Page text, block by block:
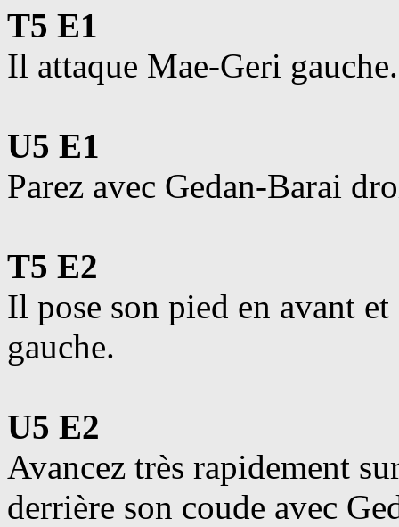
T5 E1
Il attaque Mae-Geri gauche.
U5 E1
Parez avec Gedan-Barai
T5 E2
Il pose son pied en avant
gauche.
U5 E2
Avancez très rapidement
derrière son coude avec